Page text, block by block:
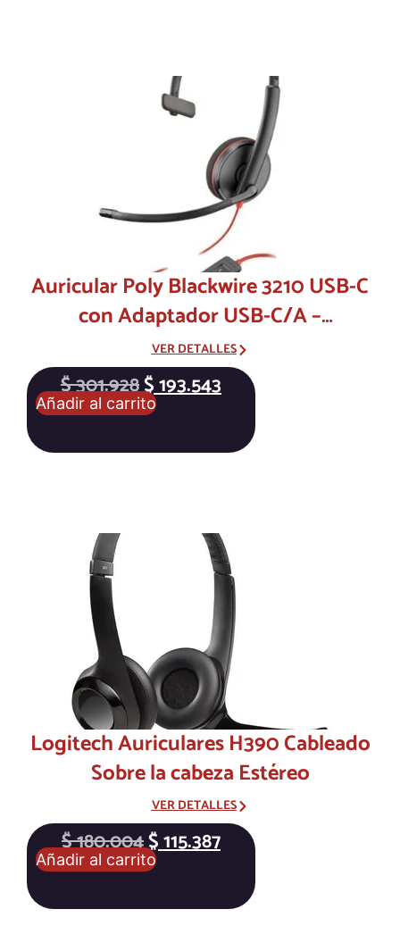
Auricular Poly Blackwire 3210 USB-C
con Adaptador USB-C/A –
Monoaural con Micrófono con
Cancelación de Ruido
VER DETALLES
$301.928$193.543
Añadir al carrito
Logitech Auriculares H390 Cableado
Sobre la cabeza Estéreo
VER DETALLES
$180.004$115.387
Añadir al carrito